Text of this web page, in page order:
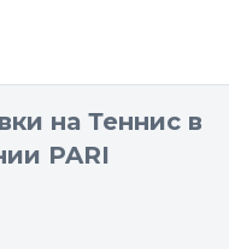
на Теннис в
PARI